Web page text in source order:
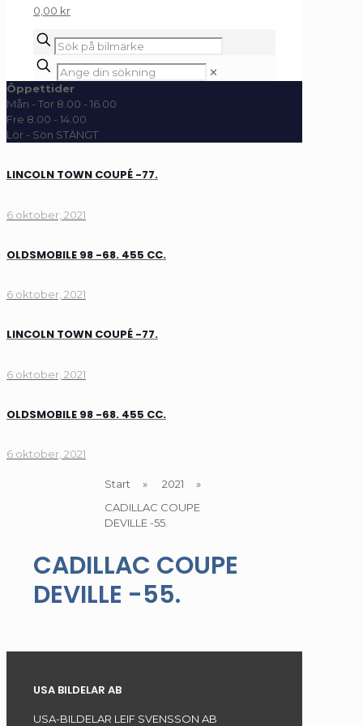
0,00 kr
✕
Öppettider
Mån - Tor 8.00 - 16.00
Fre 8.00 - 14.00
Lör - Sön STÄNGT
LINCOLN TOWN COUPÉ -77.
6 oktober, 2021
OLDSMOBILE 98 -68. 455 CC.
6 oktober, 2021
LINCOLN TOWN COUPÉ -77.
6 oktober, 2021
OLDSMOBILE 98 -68. 455 CC.
6 oktober, 2021
Start » 2021
»
CADILLAC COUPE
DEVILLE -55.
CADILLAC COUPE
DEVILLE -55.
USA BILDELAR AB
USA-BILDELAR LEIF SVENSSON AB